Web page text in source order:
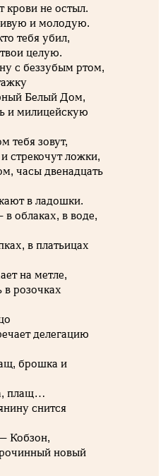
крови не остыл.
и молодую.
тебя убил,
целую.
с беззубым ртом,
Белый Дом,
и милицейскую
тебя зовут,
стрекочут ложки,
часы двенадцать
в ладошки.
облаках, в воде,
в платьицах
на метле,
в розочках
делегацию
брошка и
плащ…
снится
Кобзон,
новый